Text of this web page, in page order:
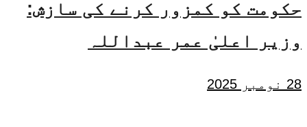
حکومت کو کمزور کرنے کی سازش:
وزیر اعلیٰ عمر عبداللہ
28 نومبر 2025